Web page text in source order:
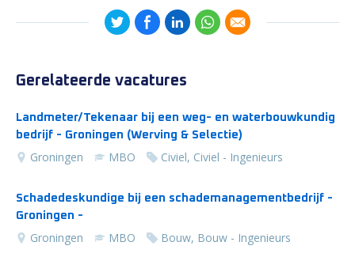
Gerelateerde vacatures
Landmeter/Tekenaar bij een weg- en waterbouwkundig
bedrijf - Groningen (Werving & Selectie)
Groningen MBO Civiel, Civiel - Ingenieurs
Schadedeskundige bij een schademanagementbedrijf -
Groningen -
Groningen MBO Bouw, Bouw - Ingenieurs